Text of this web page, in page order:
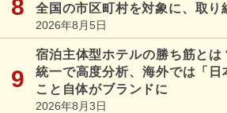
全国の市区町村を対象に、取り
2026年8月5日
宿泊主体型ホテルの勝ち筋と
統一で高度分析、海外では「日
こと自体がブランドに
2026年8月3日